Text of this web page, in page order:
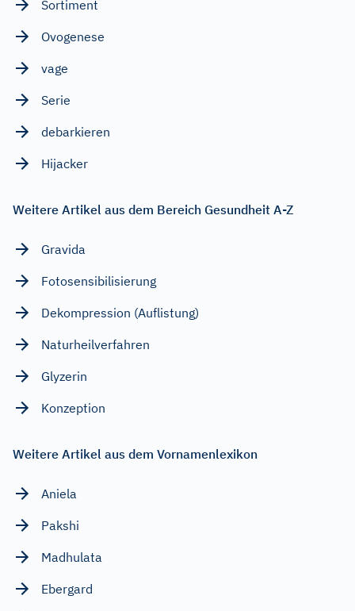
Sortiment
Ovogenese
vage
Serie
debarkieren
Hijacker
Weitere Artikel aus dem Bereich Gesundheit A-Z
Gravida
Fotosensibilisierung
Dekompression (Auflistung)
Naturheilverfahren
Glyzerin
Konzeption
Weitere Artikel aus dem Vornamenlexikon
Aniela
Pakshi
Madhulata
Ebergard